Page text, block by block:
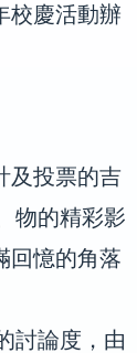
校慶活動辦
及投票的吉
物的精彩影
回憶的角落
討論度，由